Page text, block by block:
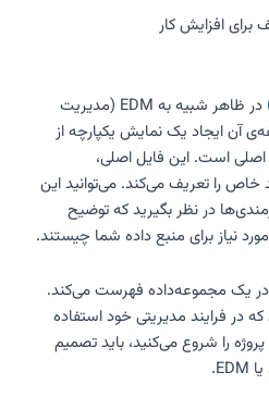
برای افزایش کار
در ظاهر شبیه به EDM (مدیریت
آن ایجاد یک نمایش یکپارچه از
است. این فایل اصلی،
خاص را تعریف می‌کند. می‌توانید این
در نظر بگیرید که توضیح
نیاز برای منبع داده شما چیستند.
در یک مجموعه‌داده فهرست می‌کند.
در فرایند مدیریتی خود استفاده
را شروع می‌کنید، باید تصمیم